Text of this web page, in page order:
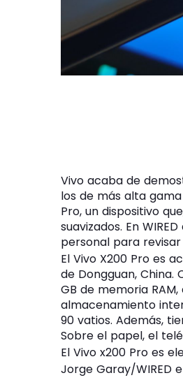
Vivo acaba de
los de más alta
Pro, un dispositivo
suavizados. En
personal para
El Vivo X200 Pro es
de Dongguan, China.
GB de memoria
almacenamiento
90 vatios. Además,
Sobre el papel, el
El Vivo x200 Pro es
Jorge Garay/WIRED